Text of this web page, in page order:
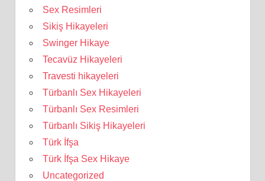
Sex Resimleri
Sikiş Hikayeleri
Swinger Hikaye
Tecavüz Hikayeleri
Travesti hikayeleri
Türbanlı Sex Hikayeleri
Türbanlı Sex Resimleri
Türbanlı Sikiş Hikayeleri
Türk İfşa
Türk İfşa Sex Hikaye
Uncategorized